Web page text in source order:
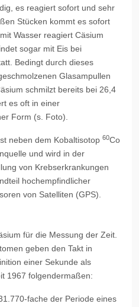
es reagiert sofort und sehr
Stücken kommt es sofort
Wasser reagiert Cäsium
sogar mit Eis bei
Bedingt durch dieses
Glasampullen
schmilzt bereits bei 26,4
es oft in einer
Form (s. Foto).
neben dem Kobaltisotop 60Co
und wird in der
von Krebserkrankungen
hochempfindlicher
von Satelliten (GPS).
für die Messung der Zeit.
geben den Takt in
einer Sekunde als
1967 folgendermaßen:
fache der Periode eines